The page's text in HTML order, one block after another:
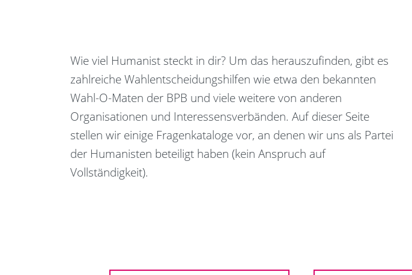
Wie viel Humanist steckt in dir? Um das herauszufinden, gibt es
zahlreiche Wahlentscheidungshilfen wie etwa den bekannten
Wahl-O-Maten der BPB und viele weitere von anderen
Organisationen und Interessensverbänden. Auf dieser Seite
stellen wir einige Fragenkataloge vor, an denen wir uns als Partei
der Humanisten beteiligt haben (kein Anspruch auf
Vollständigkeit).